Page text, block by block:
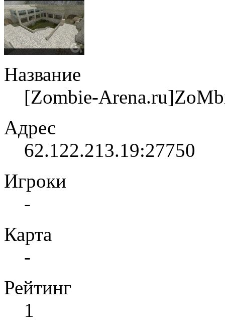
Название
[Zombie-
Адрес
62.122.213.19:27750
Игроки
-
Карта
-
Рейтинг
1